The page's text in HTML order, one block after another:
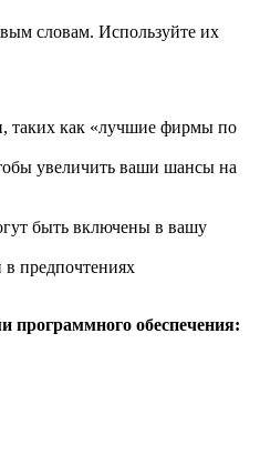
словам. Используйте их
таких как «лучшие фирмы по
увеличить ваши шансы на
быть включены в вашу
предпочтениях
обеспечения: